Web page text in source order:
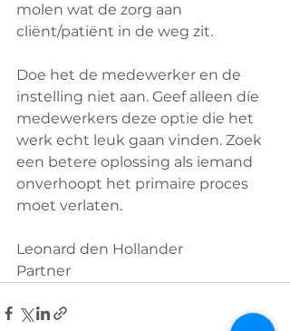
molen wat de zorg aan
cliënt/patiënt in de weg zit.
Doe het de medewerker en de
instelling niet aan. Geef alleen díe
medewerkers deze optie die het
werk echt leuk gaan vinden. Zoek
een betere oplossing als iemand
onverhoopt het primaire proces
moet verlaten.
Leonard den Hollander
Partner